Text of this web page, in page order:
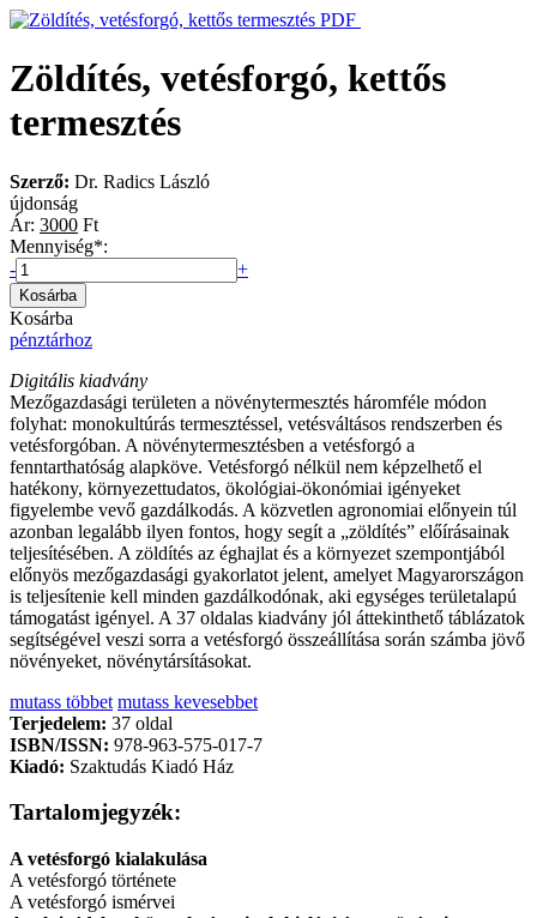
PDF
Zöldítés, vetésforgó, kettős
termesztés
Szerző: Dr. Radics László
újdonság
Ár: 3000 Ft
Mennyiség*:
-
+
Kosárba
pénztárhoz
Digitális kiadvány
Mezőgazdasági területen a növénytermesztés háromféle módon
folyhat: monokultúrás termesztéssel, vetésváltásos rendszerben és
vetésforgóban. A növénytermesztésben a vetésforgó a
fenntarthatóság alapköve. Vetésforgó nélkül nem képzelhető el
hatékony, környezettudatos, ökológiai-ökonómiai igényeket
figyelembe vevő gazdálkodás. A közvetlen agronomiai előnyein túl
azonban legalább ilyen fontos, hogy segít a „zöldítés” előírásainak
teljesítésében. A zöldítés az éghajlat és a környezet szempontjából
előnyös mezőgazdasági gyakorlatot jelent, amelyet Magyarországon
is teljesítenie kell minden gazdálkodónak, aki egységes területalapú
támogatást igényel. A 37 oldalas kiadvány jól áttekinthető táblázatok
segítségével veszi sorra a vetésforgó összeállítása során számba jövő
növényeket, növénytársításokat.
mutass többet mutass kevesebbet
Terjedelem: 37 oldal
ISBN/ISSN: 978-963-575-017-7
Kiadó: Szaktudás Kiadó Ház
Tartalomjegyzék:
A vetésforgó kialakulása
A vetésforgó története
A vetésforgó ismérvei